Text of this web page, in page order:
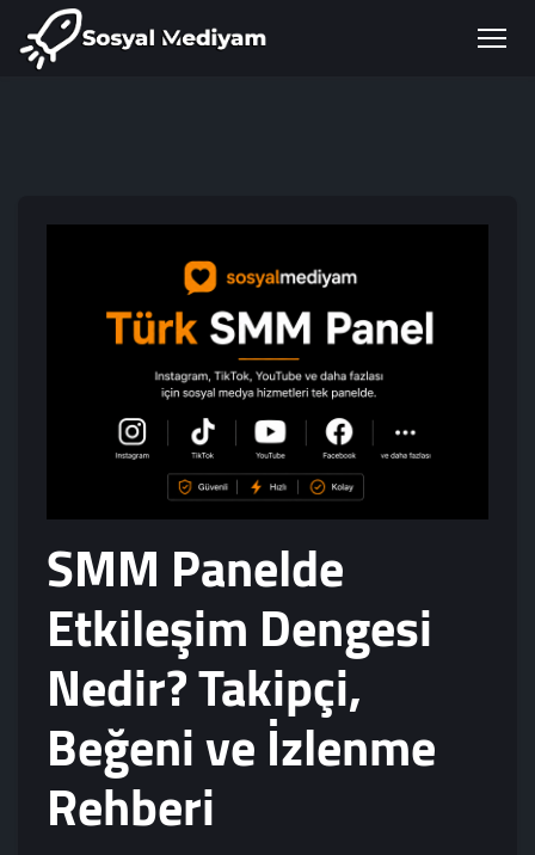
SMM Panelde
Etkileşim Dengesi
Nedir? Takipçi,
Beğeni ve İzlenme
Rehberi